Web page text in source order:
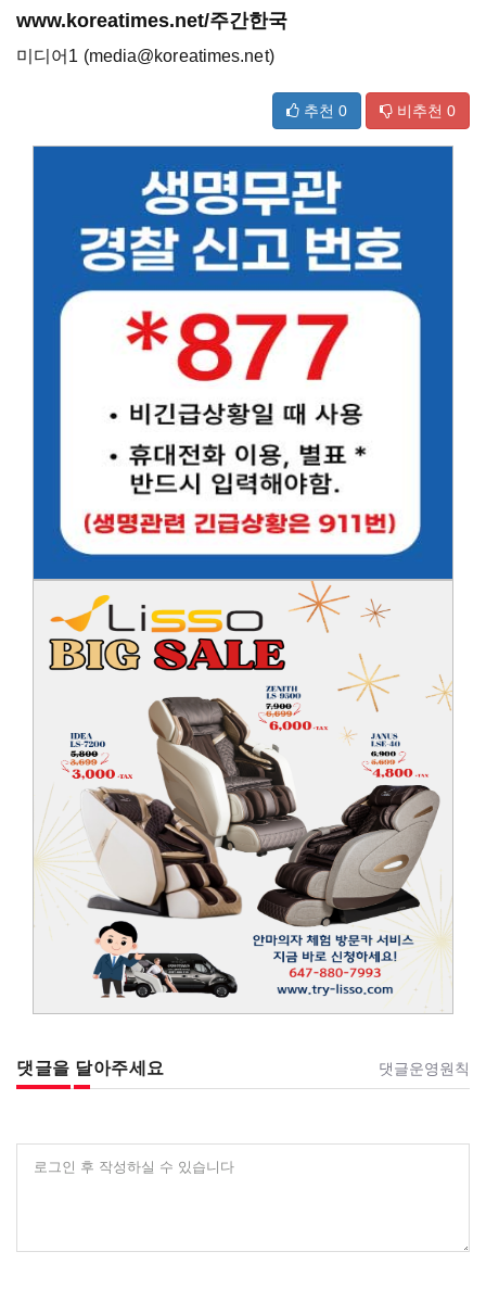
www.koreatimes.net/주간한국
미디어1 (media@koreatimes.net)
추천 0 비추천 0
댓글을 달아주세요 댓글운영원칙
로그인 후 작성하실 수 있습니다